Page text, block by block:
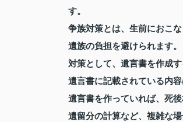
す。
争族対策とは、生前におこ
遺族の負担を避けられます。
対策として、遺言書を作成す
遺言書に記載されている内
遺言書を作っていれば、死
遺留分の計算など、複雑な